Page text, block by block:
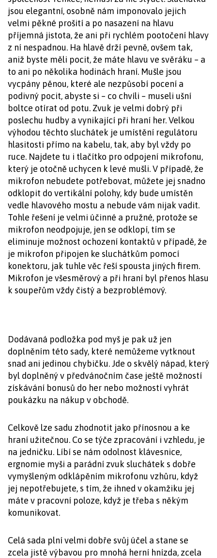
jsou elegantní, osobně nám imponovalo jejich
velmi pěkné prošití a po nasazení na hlavu
příjemná jistota, že ani při rychlém pootočení hlavy
z ní nespadnou. Ha hlavě drží pevně, ovšem tak,
aniž byste měli pocit, že máte hlavu ve svěráku – a
to ani po několika hodinách hraní. Mušle jsou
vycpány pěnou, které ale nezpůsobí pocení a
podivný pocit, abyste si – co chvíli – museli ušní
boltce otírat od potu. Zvuk je velmi dobrý při
poslechu hudby a vynikající při hraní her. Velkou
výhodou těchto sluchátek je umístění regulátoru
hlasitosti přímo na kabelu, tak, aby byl vždy po
ruce. Najdete tu i tlačítko pro odpojení mikrofonu,
který je otočně uchycen k levé mušli. V případě, že
mikrofon nebudete potřebovat, můžete jej snadno
odklopit do vertikální polohy, kdy bude umístěn
vedle hlavového mostu a nebude vám nijak vadit.
Tohle řešení je velmi účinné a pružné, protože se
mikrofon neodpojuje, jen se odklopí, tím se
eliminuje možnost ochození kontaktů v případě, že
je mikrofon připojen ke sluchátkům pomocí
konektoru, jak tuhle věc řeší spousta jiných firem.
Mikrofon je všesměrový a při hraní byl přenos hlasu
k soupeřům vždy čistý a bezproblémový.
Dodávaná podložka pod myš je pak už jen
doplněním této sady, které nemůžeme vytknout
snad ani jedinou chybičku. Jde o skvělý nápad, který
byl doplněný v předvánočním čase ještě možností
získávání bonusů do her nebo možností vyhrát
poukázku na nákup v obchodě.
Celkově lze sadu zhodnotit jako přínosnou a ke
hraní užitečnou. Co se týče zpracování i vzhledu, je
na jedničku. Líbí se nám odolnost klávesnice,
ergnomie myši a parádní zvuk sluchátek s dobře
vymyšleným odklápěním mikrofonu vzhůru, když
jej nepotřebujete, s tím, že ihned v okamžiku jej
máte v pracovní poloze, když je třeba s někým
komunikovat.
Celá sada plní velmi dobře svůj účel a stane se
zcela jistě výbavou pro mnohá herní hnízda, zcela